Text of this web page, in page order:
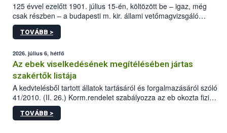
125 évvel ezelőtt 1901. július 15-én, költözött be – igaz, még
csak részben – a budapesti m. kir. állami vetőmagvizsgáló
állomás a Kis Rókus utca 15. szám alatti, Czigler Győző által
tervezett új épületébe.
TOVÁBB >
2026. július 6, hétfő
Az ebek viselkedésének megítélésében jártas
szakértők listája
A kedvtelésből tartott állatok tartásáról és forgalmazásáról szóló
41/2010. (II. 26.) Korm.rendelet szabályozza az eb okozta fizikai
sérülés, illetve ennek veszélye keletkezésekor felmerülő
hatósági feladatokat, valamint a veszélyes eb tartását és annak
TOVÁBB >